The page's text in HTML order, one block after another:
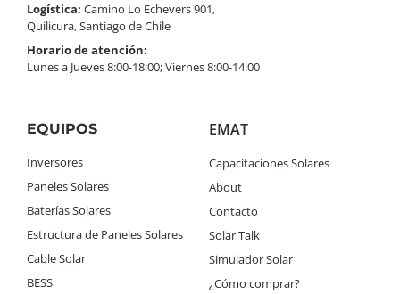
Logística: Camino Lo Echevers 901,
Quilicura, Santiago de Chile
Horario de atención:
Lunes a Jueves 8:00-18:00; Viernes 8:00-14:00
EQUIPOS
Inversores
Paneles Solares
Baterías Solares
Estructura de Paneles Solares
Cable Solar
BESS
EMAT
Capacitaciones Solares
About
Contacto
Solar Talk
Simulador Solar
¿Cómo comprar?